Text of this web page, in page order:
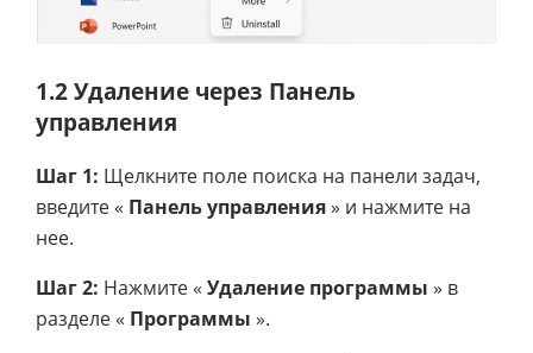
1.2 Удаление через Панель
управления
Шаг 1: Щелкните поле поиска на панели задач,
введите « Панель управления» и нажмите на
нее.
Шаг 2: Нажмите « Удаление программы » в
разделе « Программы ».